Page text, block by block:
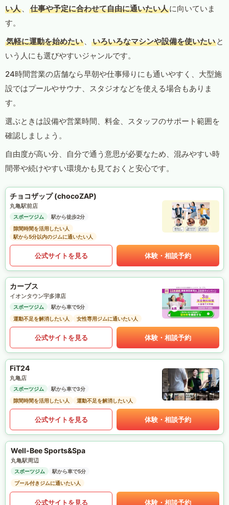
い人 、 仕事や予定に合わせて自由に通いたい人に向いていま
す。
気軽に運動を始めたい 、 いろいろなマシンや設備を使いたい と
いう人にも選びやすいジャンルです。
24時間営業の店舗なら早朝や仕事帰りにも通いやすく、大型施
設ではプールやサウナ、スタジオなどを使える場合もありま
す。
選ぶときは設備や営業時間、料金、スタッフのサポート範囲を
確認しましょう。
自由度が高い分、自分で通う意思が必要なため、混みやすい時
間帯や続けやすい環境かも見ておくと安心です。
チョコザップ (chocoZAP)
丸亀駅前店
スポーツジム
駅から徒歩2分
隙間時間を活用したい人
駅から5分以内のジムに通いたい人
公式サイトを見る 体験・相談予約
カーブス
イオンタウン宇多津店
スポーツジム
駅から車で5分
運動不足を解消したい人
女性専用ジムに通いたい人
公式サイトを見る 体験・相談予約
FiT24
丸亀店
スポーツジム
駅から車で3分
隙間時間を活用したい人
運動不足を解消したい人
公式サイトを見る 体験・相談予約
Well-Bee Sports&Spa
丸亀駅周辺
スポーツジム
駅から車で5分
プール付きジムに通いたい人
公式サイトを見る 体験・相談予約